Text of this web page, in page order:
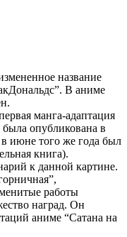
название
В аниме
манга-адаптация
была опубликована в
июне того же года был
книга).
к данной картине.
работы
наград. Он
аниме “Сатана на